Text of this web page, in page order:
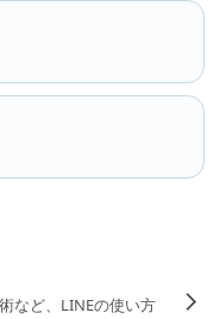
など、LINEの使い方